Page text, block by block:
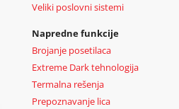
Veliki poslovni sistemi
Napredne funkcije
Brojanje posetilaca
Extreme Dark tehnologija
Termalna rešenja
Prepoznavanje lica